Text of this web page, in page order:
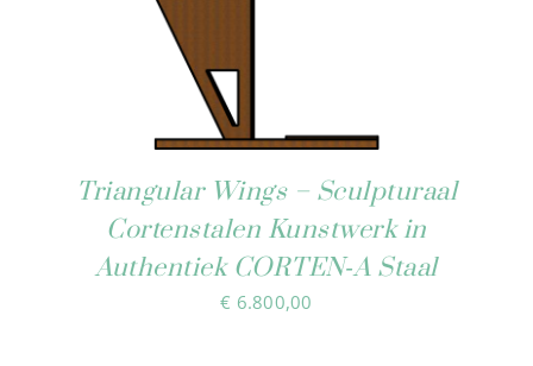
Triangular Wings – Sculpturaal
Cortenstalen Kunstwerk in
Authentiek CORTEN‑A Staal
€ 6.800,00